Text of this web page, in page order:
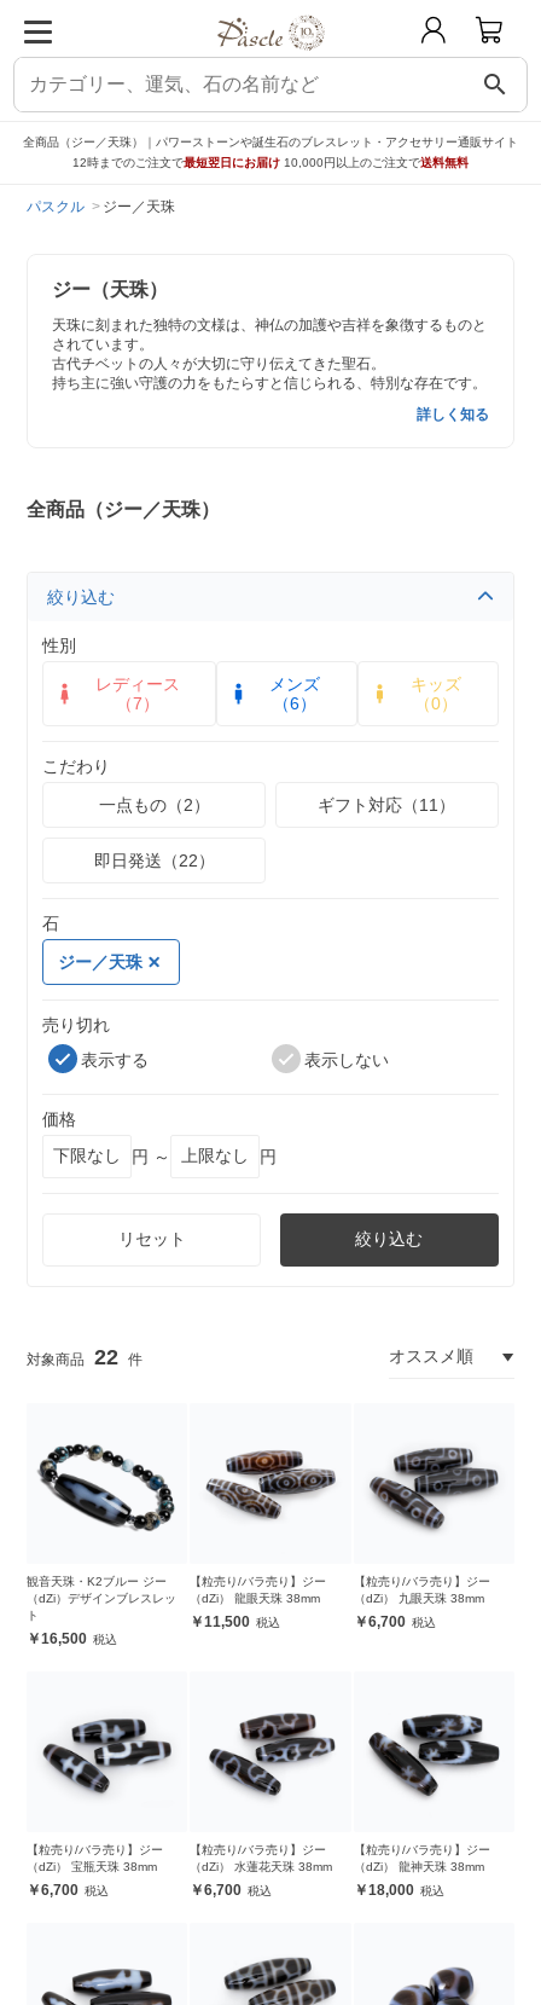
search
全商品（ジー／天珠）｜パワーストーンや誕生石のブレスレット・アクセサリー通販サイト
12時までのご注文で最短翌日にお届け 10,000円以上のご注文で送料無料
パスクル ジー／天珠
ジー（天珠）
天珠に刻まれた独特の文様は、神仏の加護や吉祥を象徴するものと
されています。
古代チベットの人々が大切に守り伝えてきた聖石。
持ち主に強い守護の力をもたらすと信じられる、特別な存在です。
詳しく知る
全商品（ジー／天珠）
絞り込む
性別
レディース
（7）
メンズ
（6）
キッズ
（0）
こだわり
一点もの（2）
ギフト対応（11）
即日発送（22）
石
ジー／天珠
売り切れ
表示する
表示しない
価格
円 ～
円
リセット 絞り込む
22
観音天珠・K2ブルー ジー
（dZi）デザインブレスレッ
ト
16,500
【粒売り/バラ売り】ジー
（dZi） 龍眼天珠 38mm
11,500
【粒売り/バラ売り】ジー
（dZi） 九眼天珠 38mm
6,700
【粒売り/バラ売り】ジー
（dZi） 宝瓶天珠 38mm
6,700
【粒売り/バラ売り】ジー
（dZi） 水蓮花天珠 38mm
6,700
【粒売り/バラ売り】ジー
（dZi） 龍神天珠 38mm
18,000